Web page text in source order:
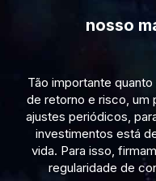
nosso
Tão importante
de retorno e risco, um
ajustes periódicos,
investimentos está
vida. Para isso,
regularidade de